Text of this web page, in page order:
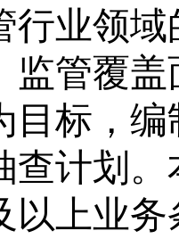
行业领
监管覆
目标，
查计划
以上业